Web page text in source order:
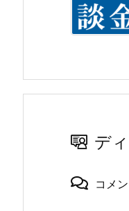
デ
コメ